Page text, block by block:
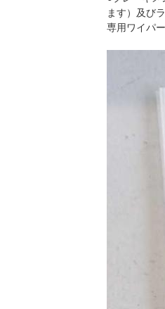
ます）及び
専用ワイパ